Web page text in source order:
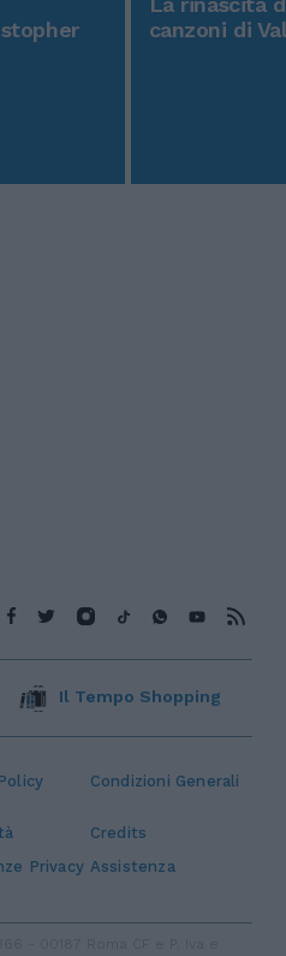
canzoni di
Condizioni Generali
Credits
Privacy Assistenza
Il Tempo Shopping